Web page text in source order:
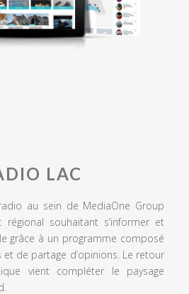
LAC
au sein de MediaOne Group
régional souhaitant s’informer et
grâce à un programme composé
et de partage d’opinions. Le retour
vient compléter le paysage